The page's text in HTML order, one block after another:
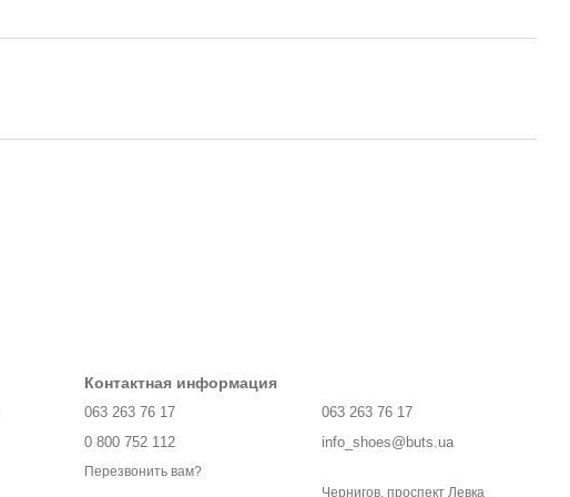
Контактная информация
063 263 76 17
0 800 752 112
Перезвонить вам?
063 263 76 17
info_shoes@buts.ua
Чернигов, проспект Левка